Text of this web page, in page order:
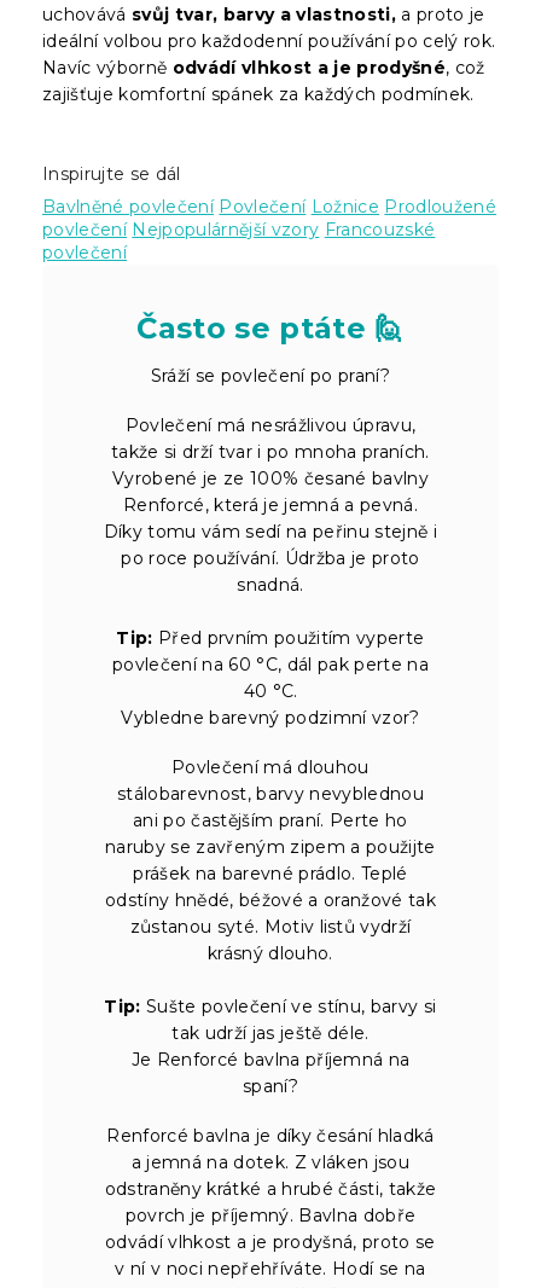
uchovává svůj tvar, barvy a vlastnosti, a proto je
ideální volbou pro každodenní používání po celý rok.
Navíc výborně odvádí vlhkost a je prodyšné, což
zajišťuje komfortní spánek za každých podmínek.
Inspirujte se dál
Bavlněné povlečení Povlečení Ložnice Prodloužené
povlečení Nejpopulárnější vzory Francouzské
povlečení
Často se ptáte 🙋
Sráží se povlečení po praní?
Povlečení má nesrážlivou úpravu,
takže si drží tvar i po mnoha praních.
Vyrobené je ze 100% česané bavlny
Renforcé, která je jemná a pevná.
Díky tomu vám sedí na peřinu stejně i
po roce používání. Údržba je proto
snadná.
Tip: Před prvním použitím vyperte
povlečení na 60 °C, dál pak perte na
40 °C.
Vybledne barevný podzimní vzor?
Povlečení má dlouhou
stálobarevnost, barvy nevyblednou
ani po častějším praní. Perte ho
naruby se zavřeným zipem a použijte
prášek na barevné prádlo. Teplé
odstíny hnědé, béžové a oranžové tak
zůstanou syté. Motiv listů vydrží
krásný dlouho.
Tip: Sušte povlečení ve stínu, barvy si
tak udrží jas ještě déle.
Je Renforcé bavlna příjemná na
spaní?
Renforcé bavlna je díky česání hladká
a jemná na dotek. Z vláken jsou
odstraněny krátké a hrubé části, takže
povrch je příjemný. Bavlna dobře
odvádí vlhkost a je prodyšná, proto se
v ní v noci nepřehříváte. Hodí se na